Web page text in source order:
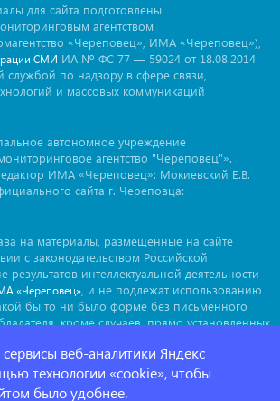
для сайта подготовлены
агентством
«Череповец», ИМА «Череповец»),
СМИ ИА № ФС 77 — 59024 от 18.08.2014
по надзору в сфере связи,
и массовых коммуникаций
автономное учреждение
агентство "Череповец"».
ИМА «Череповец»: Мокиевский Е.В.
сайта г. Череповца:
на материалы, размещённые на сайте
с законодательством Российской
интеллектуальной деятельности
«Череповец» , и не подлежат использованию
бы то ни было форме без письменного
кроме случаев, прямо установленных
авторов может не совпадать с мнением
сайтаcherinfo™
сервисы веб-аналитики Яндекс
технологии «cookie», чтобы
было удобнее.